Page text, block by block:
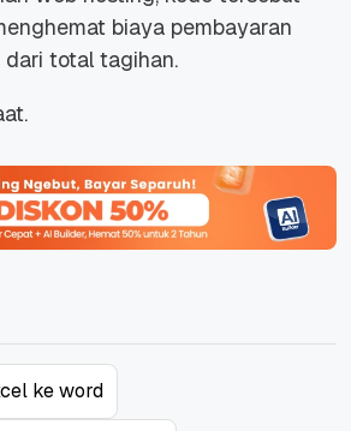
biaya pembayaran
total tagihan.
ke word